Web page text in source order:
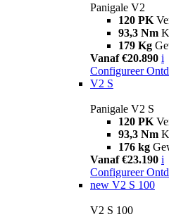
Panigale V2
120 PK
93,3 Nm
179 Kg
Vanaf €20.890 i
Configureer
V2 S
Panigale V2 S
120 PK
93,3 Nm
176 kg
Vanaf €23.190 i
Configureer
new V2 S 100
V2 S 100